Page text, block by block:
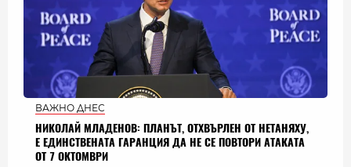
ВАЖНО ДНЕС
НИКОЛАЙ МЛАДЕНОВ: ПЛАНЪТ, ОТХВЪРЛЕН ОТ НЕТАНЯХУ,
Е ЕДИНСТВЕНАТА ГАРАНЦИЯ ДА НЕ СЕ ПОВТОРИ АТАКАТА
ОТ 7 ОКТОМВРИ